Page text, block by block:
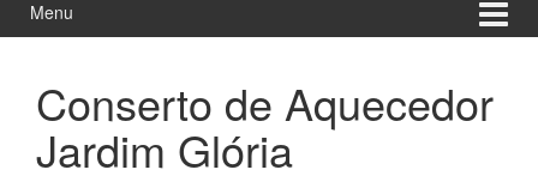
Menu
Conserto de Aquecedor
Jardim Glória